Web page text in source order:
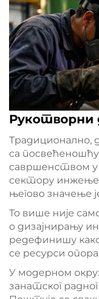
Рукотворни
Традиционално,
са
савршенством у
сектору
његово значење
То више није
о дизајнирању
редефинишу
се ресурси
У модерном
занатског радног